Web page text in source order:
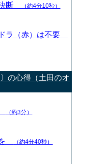
断 （約4分10秒）
ラ（赤）は不要
の心得（土田のオ
（約3分）
を （約4分40秒）